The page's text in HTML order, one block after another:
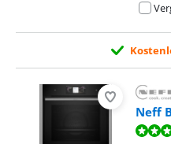
Neff
Bewertet mit 9,0 von 10,